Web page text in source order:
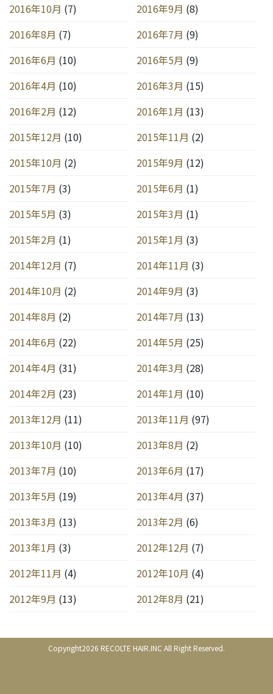
2016年10月 (7) 2016年9月 (8)
2016年8月 (7) 2016年7月 (9)
2016年6月 (10) 2016年5月 (9)
2016年4月 (10) 2016年3月 (15)
2016年2月 (12) 2016年1月 (13)
2015年12月 (10) 2015年11月 (2)
2015年10月 (2) 2015年9月 (12)
2015年7月 (3) 2015年6月 (1)
2015年5月 (3) 2015年3月 (1)
2015年2月 (1) 2015年1月 (3)
2014年12月 (7) 2014年11月 (3)
2014年10月 (2) 2014年9月 (3)
2014年8月 (2) 2014年7月 (13)
2014年6月 (22) 2014年5月 (25)
2014年4月 (31) 2014年3月 (28)
2014年2月 (23) 2014年1月 (10)
2013年12月 (11) 2013年11月 (97)
2013年10月 (10) 2013年8月 (2)
2013年7月 (10) 2013年6月 (17)
2013年5月 (19) 2013年4月 (37)
2013年3月 (13) 2013年2月 (6)
2013年1月 (3) 2012年12月 (7)
2012年11月 (4) 2012年10月 (4)
2012年9月 (13) 2012年8月 (21)
Copyright2026 RECOLTE HAIR.INC All Right Reserved.